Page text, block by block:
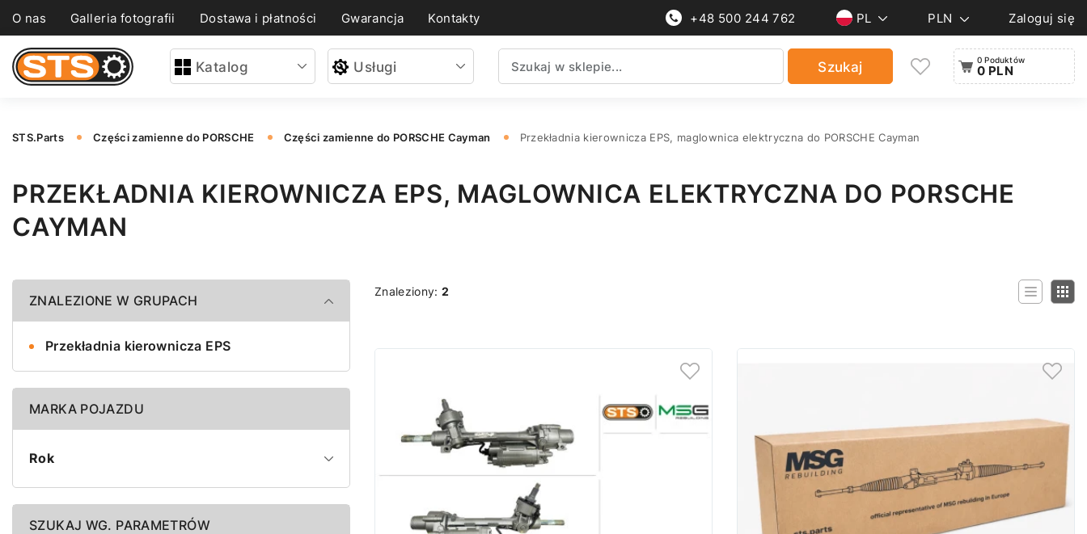
O nas Galleria fotografii Dostawa i płatności Gwarancja Kontakty +48 500 244 762 PL PLN Zaloguj się
Katalog Usługi Szukaj 0 Poduktów
0 PLN
STS.Parts Części zamienne do PORSCHE Części zamienne do PORSCHE Cayman Przekładnia kierownicza EPS, maglownica elektryczna do PORSCHE Cayman
PRZEKŁADNIA KIEROWNICZA EPS, MAGLOWNICA ELEKTRYCZNA DO PORSCHE
CAYMAN
ZNALEZIONE W GRUPACH
Przekładnia kierownicza EPS
MARKA POJAZDU
Rok
SZUKAJ WG. PARAMETRÓW
Znaleziony:2